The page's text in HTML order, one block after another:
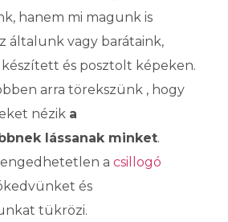
hanem mi magunk is
általunk vagy barátaink,
és posztolt képeken.
arra törekszünk , hogy
nézik a
lássanak minket.
a csillogó
és
tükrözi.